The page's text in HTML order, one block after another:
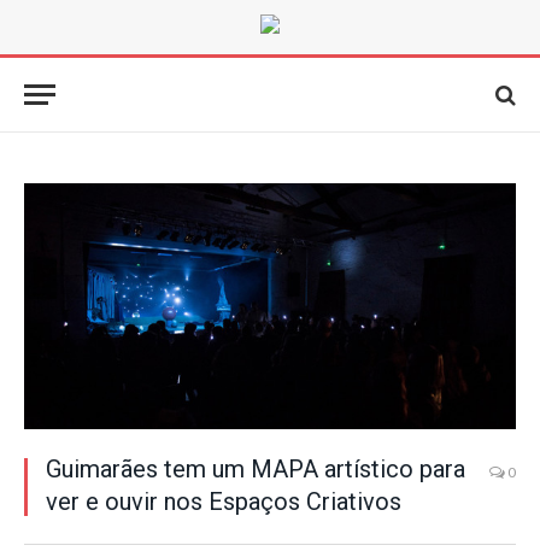
Guimarães tem um MAPA artístico para
ver e ouvir nos Espaços Criativos
0